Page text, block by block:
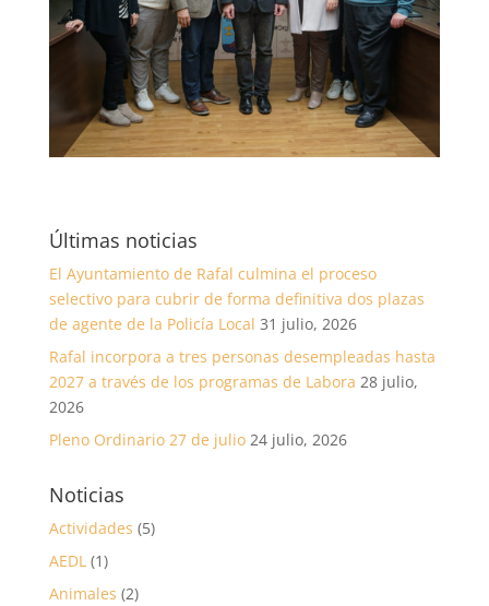
Últimas noticias
El Ayuntamiento de Rafal culmina el proceso
selectivo para cubrir de forma definitiva dos plazas
de agente de la Policía Local 31 julio, 2026
Rafal incorpora a tres personas desempleadas hasta
2027 a través de los programas de Labora 28 julio,
2026
Pleno Ordinario 27 de julio 24 julio, 2026
Noticias
Actividades (5)
AEDL(1)
Animales (2)